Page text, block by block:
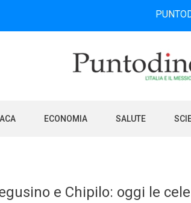
ECONOMIA SALUTE
e Chipilo: oggi le